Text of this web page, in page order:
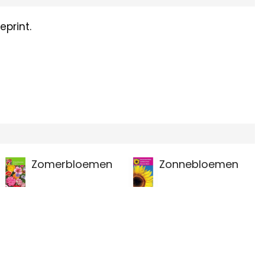
Zomerbloemen Zonnebloemen